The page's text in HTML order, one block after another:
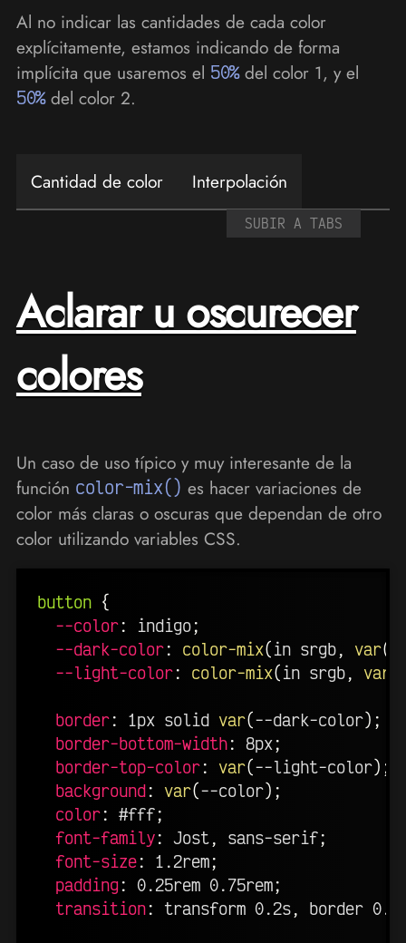
Al no indicar las cantidades de cada color
explícitamente, estamos indicando de forma
implícita que usaremos el 50%del color 1, y el
50%del color 2.
Cantidad de color Interpolación
SUBIR A TABS
Aclarar u oscurecer
colores
Un caso de uso típico y muy interesante de la
función color-mix() es hacer variaciones de
color más claras o oscuras que dependan de otro
color utilizando variables CSS.
button {
--color: indigo;
--dark-color: color-mix(in srgb var(
--light-color: color-mix(in srgb var
border: 1px solid var(--dark-color) ;
border-bottom-width: 8px;
border-top-color: var(--light-color) ;
background: var(--color) ;
color: #fff;
font-family: Jost sans-serif;
font-size: 1.2rem;
padding: 0.25rem 0.75rem;
transition: transform 0.2s border